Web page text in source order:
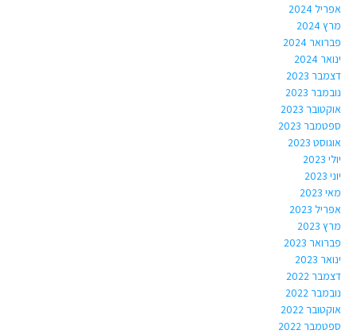
אפריל 2024
מרץ 2024
פברואר 2024
ינואר 2024
דצמבר 2023
נובמבר 2023
אוקטובר 2023
ספטמבר 2023
אוגוסט 2023
יולי 2023
יוני 2023
מאי 2023
אפריל 2023
מרץ 2023
פברואר 2023
ינואר 2023
דצמבר 2022
נובמבר 2022
אוקטובר 2022
ספטמבר 2022